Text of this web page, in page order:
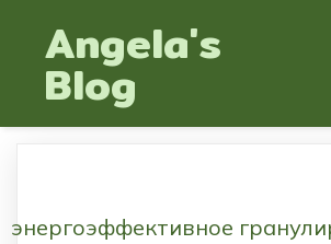
Angela's
Blog
энергоэффективное